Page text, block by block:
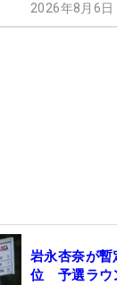
2026年8月6
岩永杏奈が
位 予選ラウ